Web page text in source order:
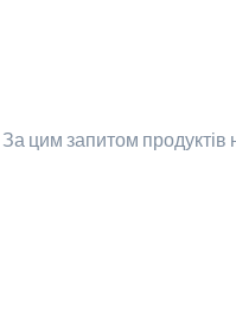
За цим запитом